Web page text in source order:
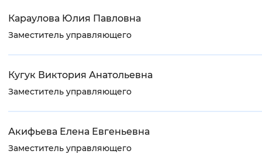
Караулова Юлия Павловна
Заместитель управляющего
Кугук Виктория Анатольевна
Заместитель управляющего
Акифьева Елена Евгеньевна
Заместитель управляющего